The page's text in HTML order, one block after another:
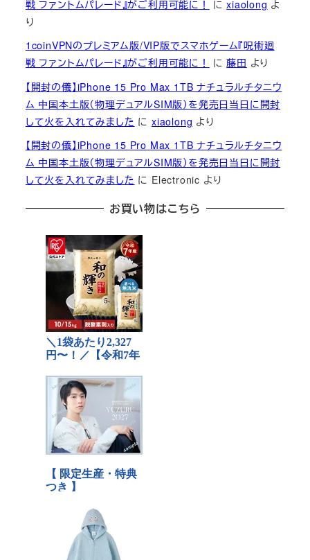
戦 ファントムパレード』がご利用可能に！
にxiaolong よ
り
1coinVPNのプレミアム版/VIP版でスマホゲーム『呪術廻
戦 ファントムパレード』がご利用可能に！
に藤田 より
【開封の儀】iPhone 15 Pro Max 1TB ナチュラルチタニウ
ム 中国本土版（物理デュアルSIM版）を発売日当日に開封
して火を入れてみました にxiaolong より
【開封の儀】iPhone 15 Pro Max 1TB ナチュラルチタニウ
ム 中国本土版（物理デュアルSIM版）を発売日当日に開封
して火を入れてみました に Electronic より
お買い物はこちら